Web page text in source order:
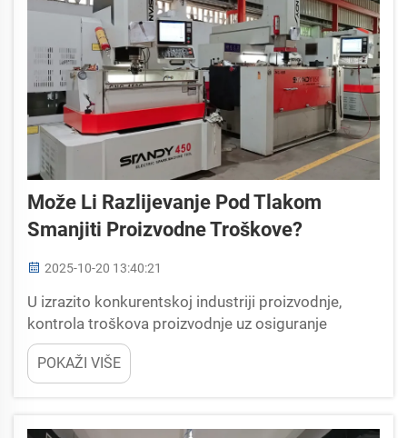
Može Li Razlijevanje Pod Tlakom
Smanjiti Proizvodne Troškove?
2025-10-20 13:40:21
U izrazito konkurentskoj industriji proizvodnje,
kontrola troškova proizvodnje uz osiguranje
kvalitete proizvoda uvijek je bila ključni izazov za
poduzeća. Za proizvođače koji se bave
proizvodnjom plastičnih proizvoda — poput onih
POKAŽI VIŠE